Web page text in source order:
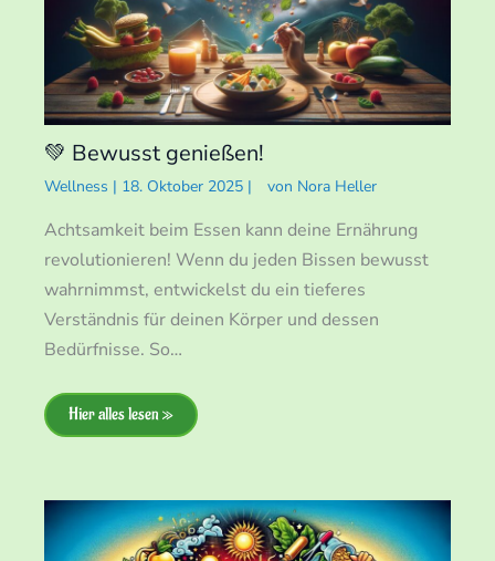
💚 Bewusst genießen!
Wellness | 18. Oktober 2025 | von Nora Heller
Achtsamkeit beim Essen kann deine Ernährung
revolutionieren! Wenn du jeden Bissen bewusst
wahrnimmst, entwickelst du ein tieferes
Verständnis für deinen Körper und dessen
Bedürfnisse. So…
Hier alles lesen »